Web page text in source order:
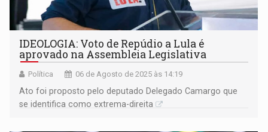
IDEOLOGIA: Voto de Repúdio a Lula é
aprovado na Assembleia Legislativa
Política 06 de Agosto de 2025 às 14:19
Ato foi proposto pelo deputado Delegado Camargo que
se identifica como extrema-direita